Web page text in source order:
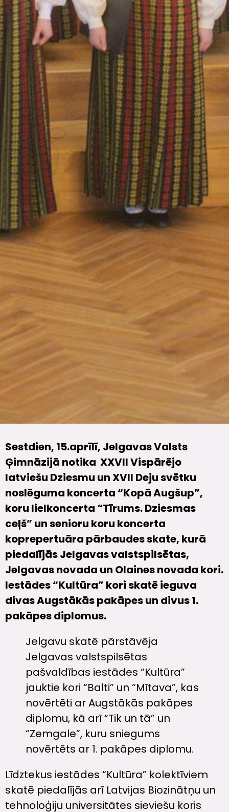
Sestdien, 15.aprīlī, Jelgavas Valsts
Ģimnāzijā notika XXVII Vispārējo
latviešu Dziesmu un XVII Deju svētku
noslēguma koncerta “Kopā Augšup”,
koru lielkoncerta “Tīrums. Dziesmas
ceļš” un senioru koru koncerta
koprepertuāra pārbaudes skate, kurā
piedalījās Jelgavas valstspilsētas,
Jelgavas novada un Olaines novada kori.
Iestādes “Kultūra” kori skatē ieguva
divas Augstākās pakāpes un divus 1.
pakāpes diplomus.
Jelgavu skatē pārstāvēja
Jelgavas valstspilsētas
pašvaldības iestādes “Kultūra”
jauktie kori “Balti” un “Mītava”, kas
novērtēti ar Augstākās pakāpes
diplomu, kā arī “Tik un tā” un
“Zemgale”, kuru sniegums
novērtēts ar 1. pakāpes diplomu.
Līdztekus iestādes “Kultūra” kolektīviem
skatē piedalījās arī Latvijas Biozinātņu un
tehnoloģiju universitātes sieviešu koris